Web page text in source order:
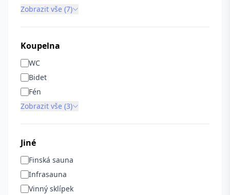
Zobrazit vše (7)
Koupelna
WC
Bidet
Fén
Zobrazit vše (3)
Jiné
Finská sauna
Infrasauna
Vinný sklípek